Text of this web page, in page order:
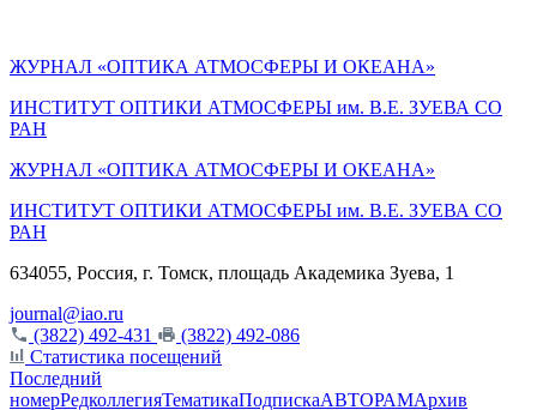
ЖУРНАЛ «ОПТИКА АТМОСФЕРЫ И ОКЕАНА»
ИНСТИТУТ ОПТИКИ АТМОСФЕРЫ им. В.Е. ЗУЕВА СО
РАН
ЖУРНАЛ «ОПТИКА АТМОСФЕРЫ И ОКЕАНА»
ИНСТИТУТ ОПТИКИ АТМОСФЕРЫ им. В.Е. ЗУЕВА СО
РАН
634055, Россия, г. Томск, площадь Академика Зуева, 1
journal@iao.ru
(3822) 492-431
(3822) 492-086
Статистика посещений
Последний
номерРедколлегияТематикаПодпискаАВТОРАМАрхив